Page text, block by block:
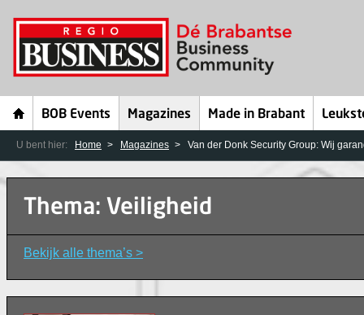
BOB Events Magazines Made in Brabant
U bent hier: Home Magazines Van der Donk Security Group: Wij
Thema: Veiligheid
Bekijk alle thema’s >